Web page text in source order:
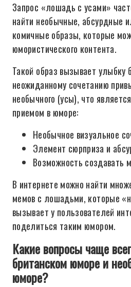
Запрос «лошадь с усами»
найти необычные, абсурдные
комичные образы, которые
юмористического контента.
Такой образ вызывает улыбку
неожиданному сочетанию
необычного (усы), что
приемом в юморе:
Необычное визуальное
Элемент сюрприза и
Возможность создавать
В интернете можно найти
мемов с лошадьми, которые
вызывает у пользователей
поделиться таким юмором.
Какие вопросы чаще
британском юморе и
юморе?